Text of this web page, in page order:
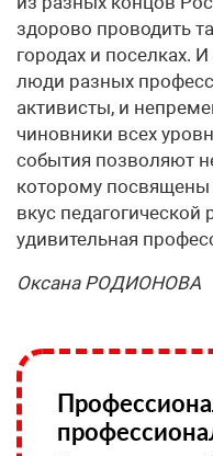
здорово проводить
городах и поселках.
люди разных
активисты, и
чиновники всех
события позволяют
которому посвящены
вкус педагогической
удивительная
Оксана РОДИОНОВА